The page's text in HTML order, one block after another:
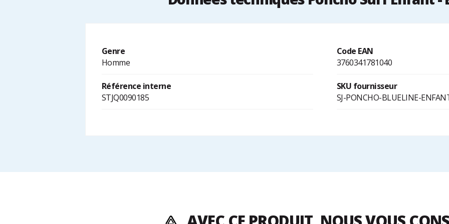
Genre
Homme
Code EAN
3760341781040
Référence interne
STJQ0090185
SKU fournisseur
SJ-PONCHO-BLUELINE-